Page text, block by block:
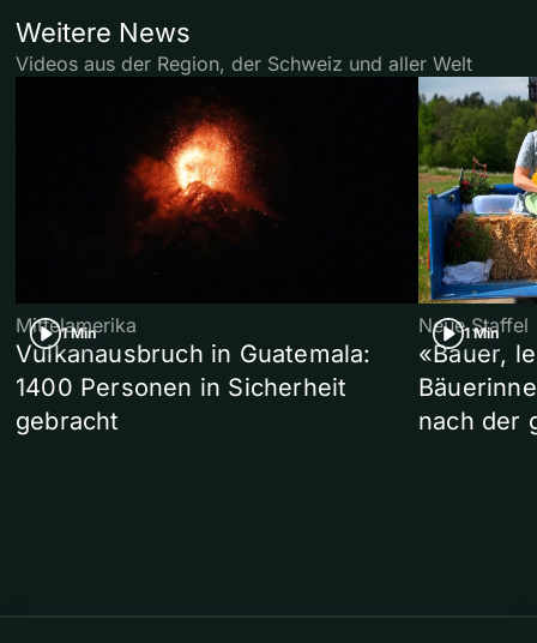
Weitere News
Videos aus der Region, der Schweiz und aller Welt
1 Min
Mittelamerika
Vulkanausbruch in Guatemala:
1400 Personen in Sicherheit
gebracht
1 Min
Neue Staffel
«Bauer,
nach der